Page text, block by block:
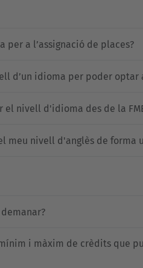
per a l’assignació de places?
d’un idioma per poder optar
el nivell d'idioma des de la
meu nivell d'anglès de forma
i màxim de crèdits que